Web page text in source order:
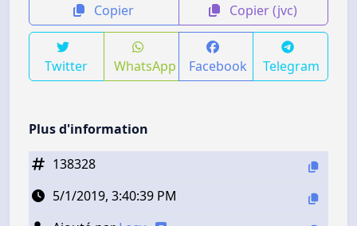
Copier Copier (jvc)
Twitter WhatsApp Facebook Telegram
Plus d'information
138328
5/1/2019, 3:40:39 PM